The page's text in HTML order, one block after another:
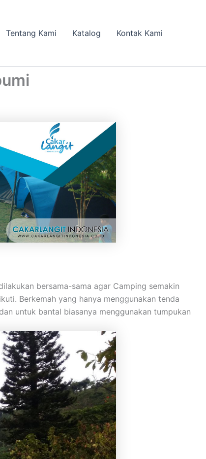
Tentang Kami Katalog Kontak Kami
bersama-sama agar Camping semakin
Berkemah yang hanya menggunakan tenda
untuk bantal biasanya menggunakan tumpukan